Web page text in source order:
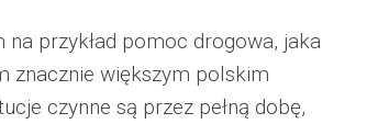
przykład pomoc drogowa, jaka
znacznie większym polskim
czynne są przez pełną dobę,